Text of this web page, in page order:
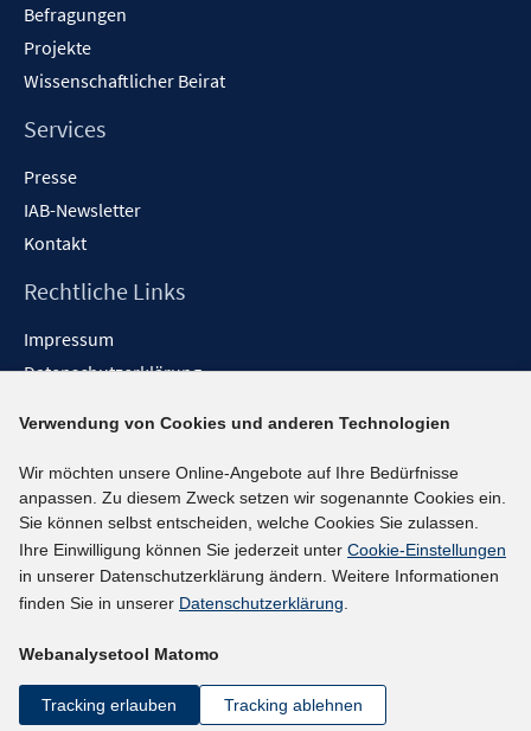
Befragungen
Projekte
Wissenschaftlicher Beirat
Services
Presse
IAB-Newsletter
Kontakt
Rechtliche Links
Impressum
Datenschutzerklärung
Barrieren melden
Social-Media-Kanäle
BlueSky
YouTube
LinkedIn
kununu
Netiquette
Verwendung von Cookies und anderen Technologien
Wir möchten unsere Online-Angebote auf Ihre Bedürfnisse
anpassen. Zu diesem Zweck setzen wir sogenannte Cookies ein.
Sie können selbst entscheiden, welche Cookies Sie zulassen.
Ihre Einwilligung können Sie jederzeit unter Cookie-Einstellungen
in unserer Datenschutzerklärung ändern. Weitere Informationen
finden Sie in unserer Datenschutzerklärung.
Webanalysetool Matomo
Tracking erlauben Tracking ablehnen